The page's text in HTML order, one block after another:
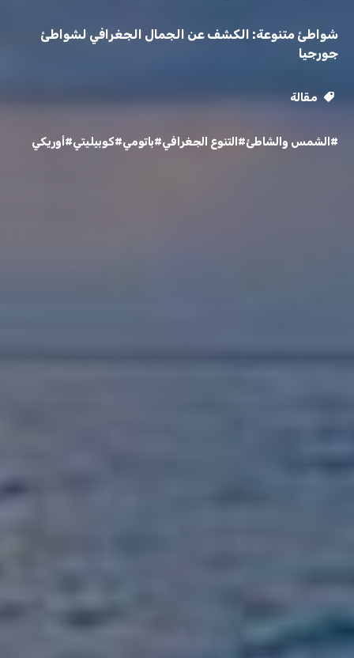
شواطئ متنوعة: الكشف عن الجمال الجغرافي لشواطئ
جورجيا
مقالة
#الشمس والشاطئ#التنوع الجغرافي#باتومي#كوبيليتي#أوريكي